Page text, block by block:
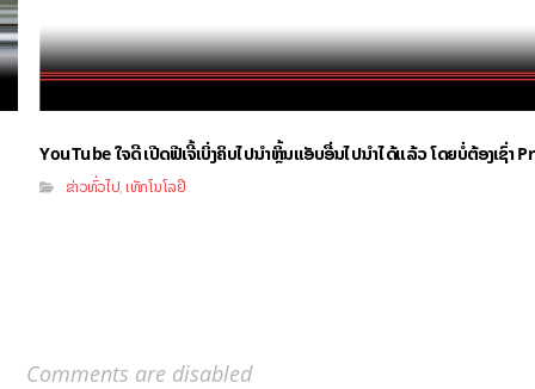
YouTube ໃຈດີ ເປີດຟີເຈີ້ເບິ່ງຄິບໄປນຳຫຼິ້ນແອັບອື່ນໄປນຳໄດ້ແລ້ວ ໂດຍບໍ່ຕ້ອງເຊົ່າ
ຂ່າວທົ່ວໄປ ,ເທັກໂນໂລຢີ
Comments are disabled